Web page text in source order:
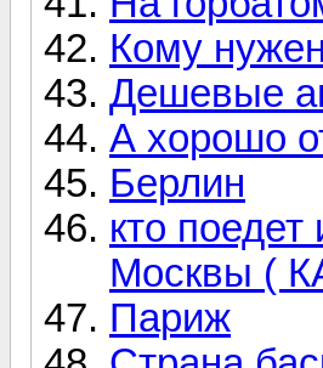
Кому
Дешевые
А хорошо
Берлин
кто
Москвы (
Париж